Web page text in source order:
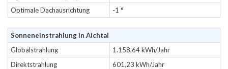
Optimale Dachausrichtung
-1 °
Sonneneinstrahlung in Aichtal
Globalstrahlung
1.158,64 kWh/Jahr
Direktstrahlung
601,23 kWh/Jahr